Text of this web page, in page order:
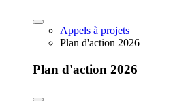
Appels à projets
Plan d'action 2026
Plan d'action 2026